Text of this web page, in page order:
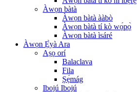
Àwọn bàtà
Àwọn bàtà ààbò
Àwọn bàtà tí kò wọ́pọ̀
Àwọn bàtà ìsáré
Àwọn Ẹ̀yà Ara
Aṣọ orí
Balaclava
Fila
Ṣẹ́mág
Ibojú Ibojú